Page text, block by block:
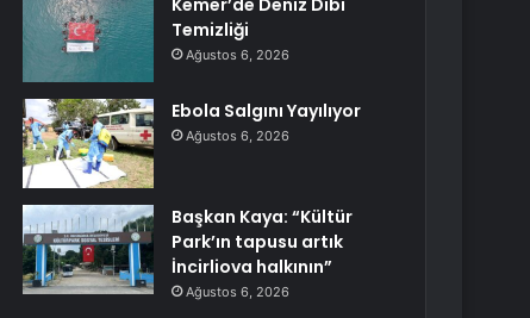
Kemer’de Deniz Dibi
Temizliği
Ağustos 6, 2026
Ebola Salgını Yayılıyor
Ağustos 6, 2026
Başkan Kaya: “Kültür
Park’ın tapusu artık
İncirliova halkının”
Ağustos 6, 2026